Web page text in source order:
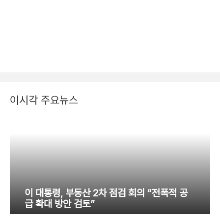
이시각 주요뉴스
이 대통령, 부동산 2차 점검 회의 “전폭적 공
급 확대 방안 검토”